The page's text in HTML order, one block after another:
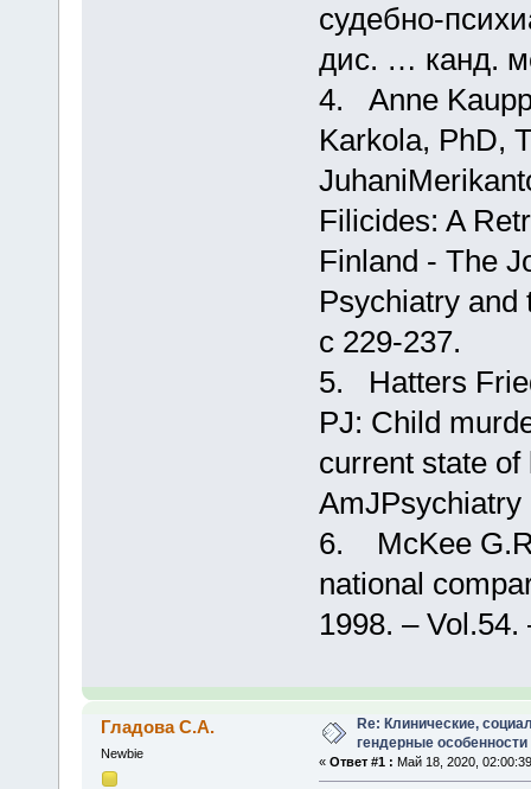
судебно-
дис. … канд.
4. Anne
Karkola, PhD,
Filicides: A
Finland - The
Psychiatry and
с 229-237.
5. Hatters
PJ: Child
current state
AmJPsychiatry
6. McKee
national
1998. –
Гладова С.А.
Newbie
Re: Клинические,
гендерные особенности
« Ответ #1 : Май 18, 2020,